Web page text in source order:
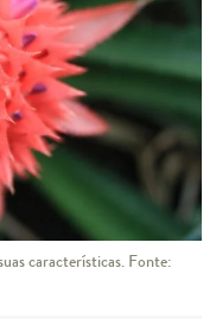
características. Fonte: